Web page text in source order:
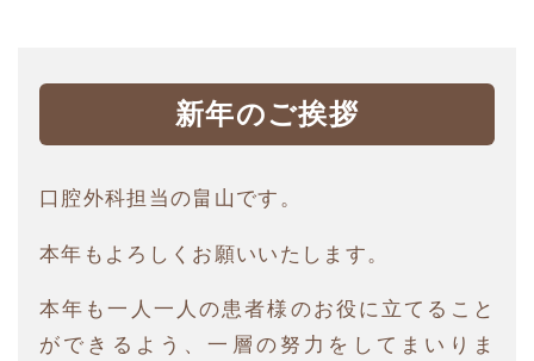
新年のご挨拶
口腔外科担当の畠山です。
本年もよろしくお願いいたします。
本年も一人一人の患者様のお役に立てること
ができるよう、一層の努力をしてまいりま